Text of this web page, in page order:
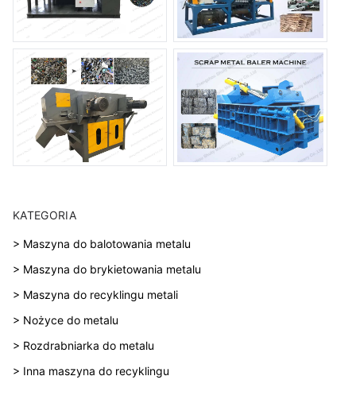
KATEGORIA
> Maszyna do balotowania metalu
> Maszyna do brykietowania metalu
> Maszyna do recyklingu metali
> Nożyce do metalu
> Rozdrabniarka do metalu
> Inna maszyna do recyklingu